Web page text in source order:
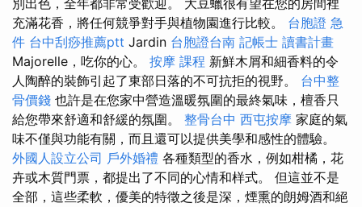
別出色，全年都非常受歡迎。 大豆蠟很有望在您的房間裡
充滿花香，將任何競爭對手與植物園進行比較。 台胞證 急
件 台中刮痧推薦ptt Jardin 台胞證台南 記帳士 讀書計畫
Majorelle，吃你的心。 按摩 課程 新鮮木屑和細香料的令
人陶醉的裝飾引起了東部日落的不可抗拒的視野。 台中整
骨價錢 也許是在您家中營造溫暖氛圍的最終氣味，檀香只
給您帶來舒適和舒緩的氛圍。 整骨台中 西屯按摩 家庭的氣
味不僅與功能有關，而且還可以提供美學和感性的體驗。
外國人設立公司 戶外婚禮 各種類型的香水，例如柑橘，花
卉或木質門票，都提出了不同的心情和样式。 但這並不是
全部，這些柔軟，優美的特徵之後是深，煙熏的朗姆酒和絕